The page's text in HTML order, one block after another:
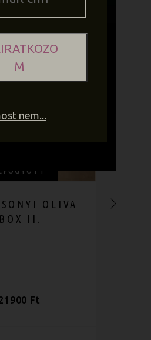
TERMÉKEK
OLIVA
BOX II.
Ft
M
nem...